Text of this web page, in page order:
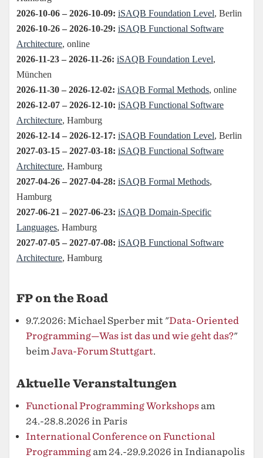
FP on the Road
9.7.2026: Michael Sperber mit "Data-Oriented
Programming—Was ist das und wie geht das?"
beimJava-Forum Stuttgart.
Aktuelle Veranstaltungen
Functional Programming Workshops am
24.-28.8.2026 in Paris
International Conference on Functional
Programming am 24.-29.9.2026 in Indianapolis